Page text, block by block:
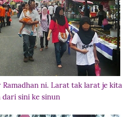
Ramadhan ni. Larat tak larat je kita
dari sini ke sinun